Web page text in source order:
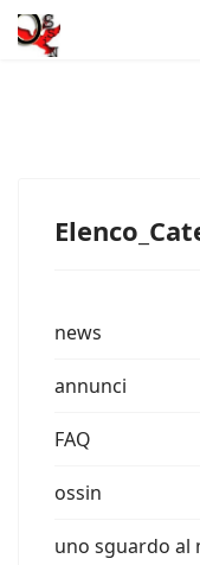
news
annunci
FAQ
ossin
uno sguardo al